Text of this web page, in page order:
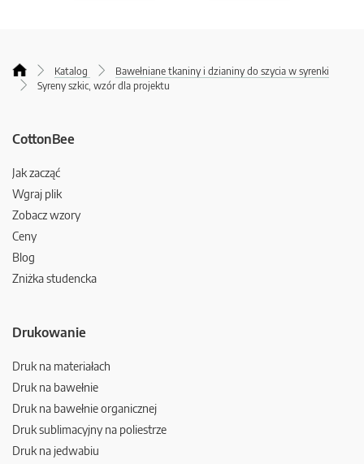
Katalog
Bawełniane tkaniny i dzianiny do szycia w syrenki
Syreny szkic, wzór dla projektu
CottonBee
Jak zacząć
Wgraj plik
Zobacz wzory
Ceny
Blog
Zniżka studencka
Drukowanie
Druk na materiałach
Druk na bawełnie
Druk na bawełnie organicznej
Druk sublimacyjny na poliestrze
Druk na jedwabiu